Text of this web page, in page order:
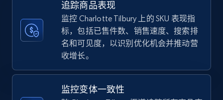
TikTok Shop
URL, Title, Available, Description, Currency, Initial
price, Final price, Discount percent, and more.
5.4K+ 668+
追踪商品表现
监控 Charlotte Tilbury 上的 SKU 表现指
标，包括已售件数、销售速度、搜索排
名和可见度，以识别优化机会并推动营
收增长。
监控变体一致性